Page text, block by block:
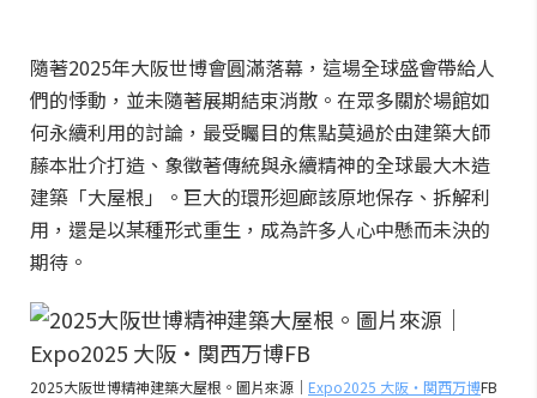
隨著2025年大阪世博會圓滿落幕，這場全球盛會帶給人
們的悸動，並未隨著展期結束消散。在眾多關於場館如
何永續利用的討論，最受矚目的焦點莫過於由建築大師
藤本壯介打造、象徵著傳統與永續精神的全球最大木造
建築「大屋根」。巨大的環形迴廊該原地保存、拆解利
用，還是以某種形式重生，成為許多人心中懸而未決的
期待。
2025大阪世博精神建築大屋根。圖片來源｜ Expo2025 大阪・関西万博FB